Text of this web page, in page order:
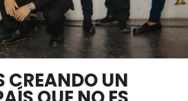
CREANDO UN